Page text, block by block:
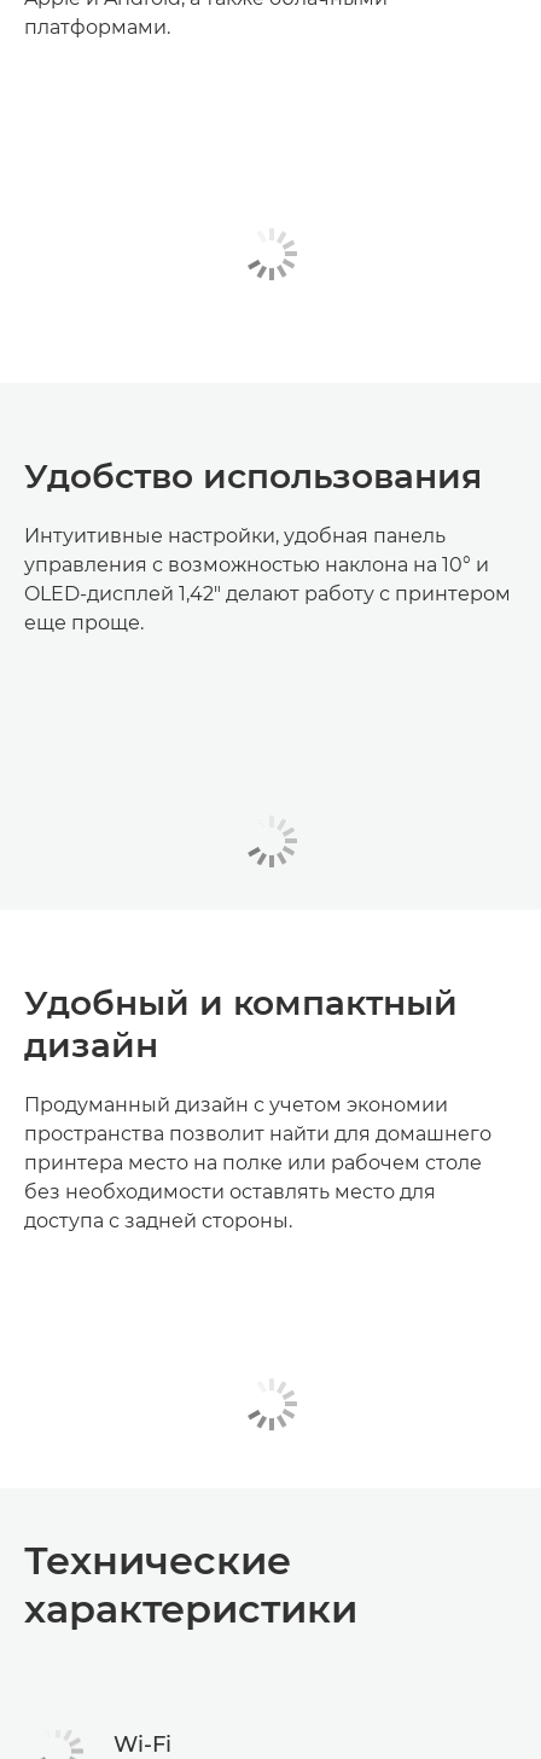
платформами.
Удобство использования
Интуитивные настройки, удобная панель
управления с возможностью наклона на 10­° и
OLED-дисплей 1,42" делают работу с принтером
еще проще.
Удобный и компактный
дизайн
Продуманный дизайн с учетом экономии
пространства позволит найти для домашнего
принтера место на полке или рабочем столе
без необходимости оставлять место для
доступа с задней стороны.
Технические
характеристики
Wi-Fi